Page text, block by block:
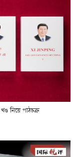
নিয়ে পাঠচক্র